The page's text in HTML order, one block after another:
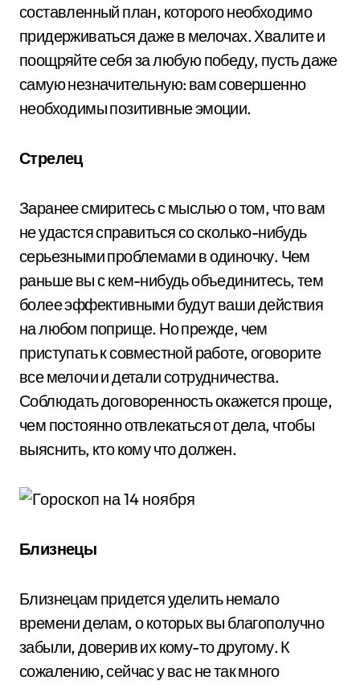
составленный план, которого необходимо
придерживаться даже в мелочах. Хвалите и
поощряйте себя за любую победу, пусть даже
самую незначительную: вам совершенно
необходимы позитивные эмоции.
Стрелец
Заранее смиритесь с мыслью о том, что вам
не удастся справиться со сколько-нибудь
серьезными проблемами в одиночку. Чем
раньше вы с кем-нибудь объединитесь, тем
более эффективными будут ваши действия
на любом поприще. Но прежде, чем
приступать к совместной работе, оговорите
все мелочи и детали сотрудничества.
Соблюдать договоренность окажется проще,
чем постоянно отвлекаться от дела, чтобы
выяснить, кто кому что должен.
Близнецы
Близнецам придется уделить немало
времени делам, о которых вы благополучно
забыли, доверив их кому-то другому. К
сожалению, сейчас у вас не так много